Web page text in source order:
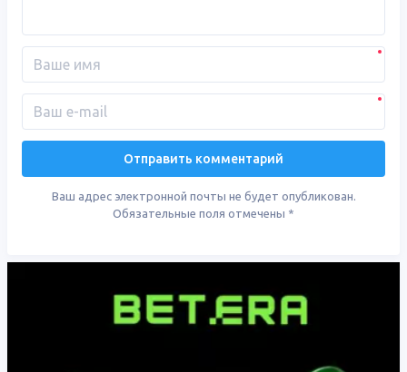
Ваш адрес электронной почты не будет опубликован.
Обязательные поля отмечены *